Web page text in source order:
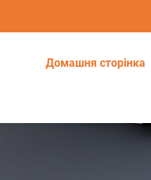
Домашня сторінка